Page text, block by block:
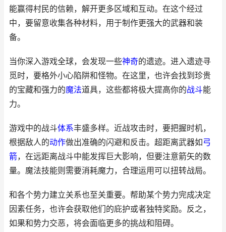
能赢得村民的信赖，解开更多区域和互动。在这个经过
中，要留意收集各种材料，用于制作更强大的武器和装
备。
当你深入游戏全球，会发现一些神奇的遗迹。进入遗迹寻
觅时，要格外小心陷阱和怪物。在这里，也许会找到珍贵
的宝藏和强力的魔法道具，这些都将极大提高你的战斗能
力。
游戏中的战斗体系丰盛多样。近战攻击时，要把握时机，
根据敌人的动作做出准确的闪避和反击。超距离武器如弓
箭，在远距离战斗中能发挥巨大影响，但要注意箭矢的数
量。魔法技能则需要消耗魔力，合理运用可以扭转战局。
和各个势力建立关系也至关重要。帮助某个势力完成决定
因素任务，也许会获取他们的庇护或者独特奖励。反之，
如果和势力交恶，将会面临更多的挑战和阻碍。